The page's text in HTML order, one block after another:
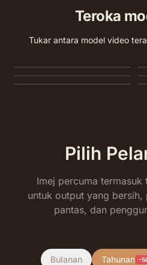
Teroka
Tukar antara model video
Pilih
Imej percuma termasuk
untuk output yang bersih,
pantas, dan
Bulanan Tahunan -